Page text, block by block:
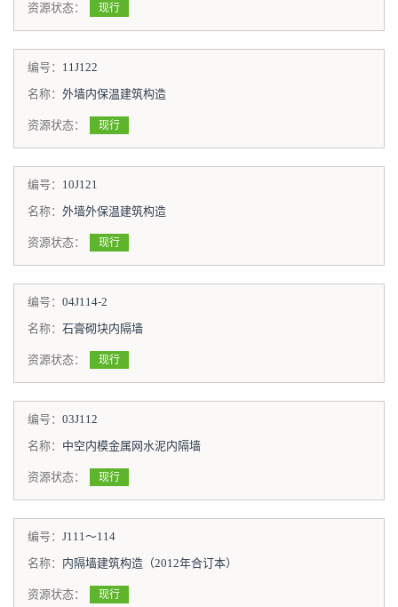
资源状态： 现行
编号： 11J122
名称： 外墙内保温建筑构造
资源状态： 现行
编号： 10J121
名称： 外墙外保温建筑构造
资源状态： 现行
编号： 04J114-2
名称： 石膏砌块内隔墙
资源状态： 现行
编号： 03J112
名称： 中空内模金属网水泥内隔墙
资源状态： 现行
编号： J111～114
名称： 内隔墙建筑构造（2012年合订本）
资源状态： 现行